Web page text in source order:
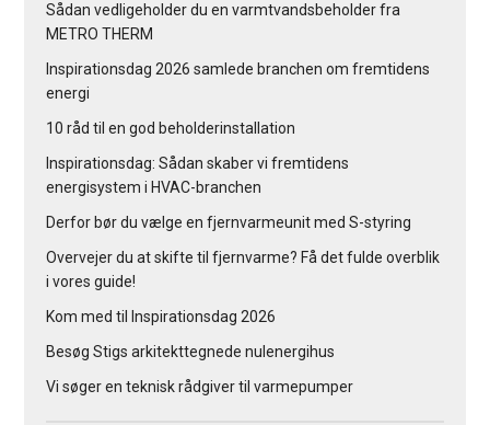
Sådan vedligeholder du en varmtvandsbeholder fra
METRO THERM
Inspirationsdag 2026 samlede branchen om fremtidens
energi
10 råd til en god beholderinstallation
Inspirationsdag: Sådan skaber vi fremtidens
energisystem i HVAC-branchen
Derfor bør du vælge en fjernvarmeunit med S-styring
Overvejer du at skifte til fjernvarme? Få det fulde overblik
i vores guide!
Kom med til Inspirationsdag 2026
Besøg Stigs arkitekttegnede nulenergihus
Vi søger en teknisk rådgiver til varmepumper